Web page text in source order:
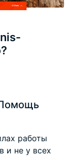
работы
и не у всех